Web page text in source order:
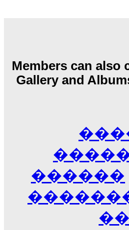
��������������
������ �� �����..
15:33
���������
����� ���������
������! ���
�������
Members can also
Gallery and
������